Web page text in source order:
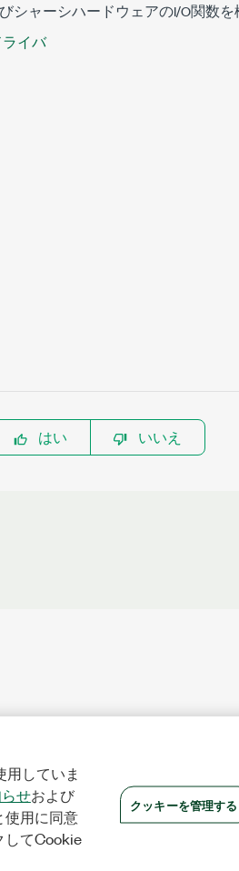
ャーシハードウェアのI/O関数を
ライバ
はい いいえ
していま
せおよび
使用に同意
してCookie
クッキーを管理する